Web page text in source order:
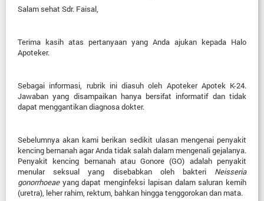
Salam sehat Sdr. Faisal,
Terima kasih atas pertanyaan yang Anda ajukan kepada Halo
Apoteker.
Sebagai informasi, rubrik ini diasuh oleh Apoteker Apotek K-24.
Jawaban yang disampaikan hanya bersifat informatif dan tidak
dapat menggantikan diagnosa dokter.
Sebelumnya akan kami berikan sedikit ulasan mengenai penyakit
kencing bernanah agar Anda tidak salah dalam mengenali gejalanya.
Penyakit kencing bernanah atau Gonore (GO) adalah penyakit
menular seksual yang disebabkan oleh bakteri
Neisseria
gonorrhoeaeyang dapat menginfeksi lapisan dalam saluran kemih
(uretra), leher rahim, rektum, bahkan hingga tenggorokan dan mata.